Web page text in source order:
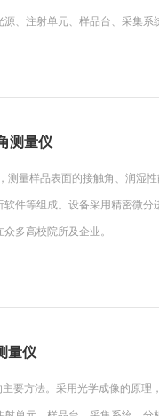
、注射单元、样品台、采集系
测量仪
测量样品表面的接触角、润湿
件等组成。设备采用精密微分
多高校院所及企业。
量仪
要方法。采用光学成像的原理